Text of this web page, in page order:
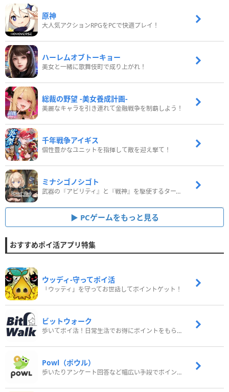
原神
大人気アクションRPGをPCで快適プレイ！
ハーレムオブトーキョー
美女と一緒に歌舞伎町で成り上がれ！
総裁の野望 -美女養成計画-
美麗なキャラを引き連れて金融戦争を制覇しよう！
千年戦争アイギス
個性豊かなユニットを指揮して敵を迎え撃て！
ミナシゴノシゴト
武器の『アビリティ』と『戦神』を駆使するターン制コマンドバトルRPG！
PCゲームをもっと見る
おすすめポイ活アプリ特集
ウッディ‐守ってポイ活
「ウッディ」を守ってお世話してポイントゲット！
ビットウォーク
歩いてポイ活！日常生活でお得にポイントをもらおう
Powl（ポウル）
歩いたりアンケート回答など幅広い手段でポイントをゲット